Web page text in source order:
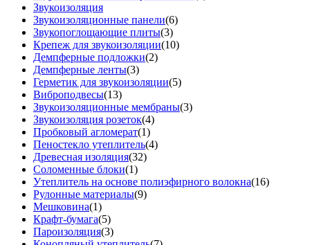
Звукоизоляция
Звукоизоляционные панели(6)
Звукопоглощающие плиты(3)
Крепеж для звукоизоляции(10)
Демпферные подложки(2)
Демпферные ленты(3)
Герметик для звукоизоляции(5)
Виброподвесы(13)
Звукоизоляционные мембраны(3)
Звукоизоляция розеток(4)
Пробковый агломерат(1)
Пеностекло утеплитель(4)
Древесная изоляция(32)
Соломенные блоки(1)
Утеплитель на основе полиэфирного волокна(16)
Рулонные материалы(9)
Мешковина(1)
Крафт-бумага(5)
Пароизоляция(3)